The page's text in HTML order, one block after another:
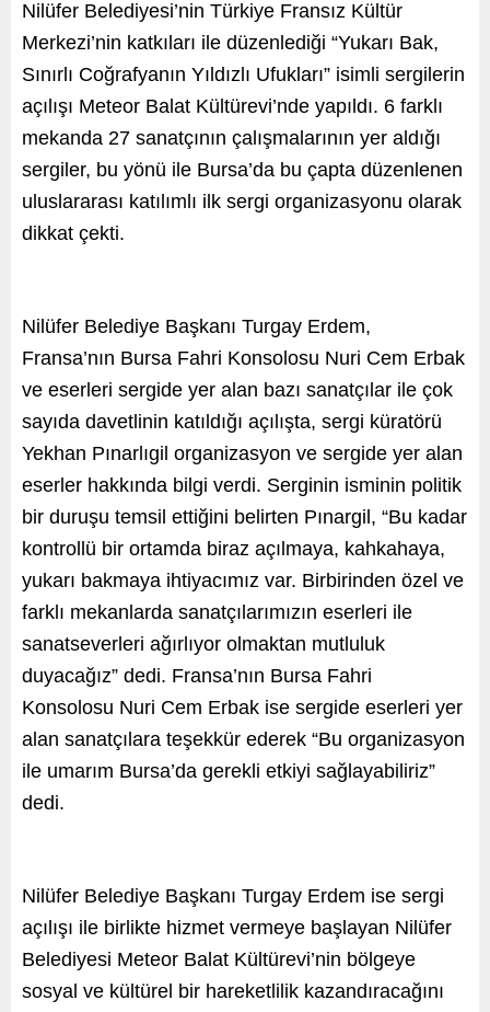
Nilüfer Belediyesi’nin Türkiye Fransız Kültür
Merkezi’nin katkıları ile düzenlediği “Yukarı Bak,
Sınırlı Coğrafyanın Yıldızlı Ufukları” isimli sergilerin
açılışı Meteor Balat Kültürevi’nde yapıldı. 6 farklı
mekanda 27 sanatçının çalışmalarının yer aldığı
sergiler, bu yönü ile Bursa’da bu çapta düzenlenen
uluslararası katılımlı ilk sergi organizasyonu olarak
dikkat çekti.
Nilüfer Belediye Başkanı Turgay Erdem,
Fransa’nın Bursa Fahri Konsolosu Nuri Cem Erbak
ve eserleri sergide yer alan bazı sanatçılar ile çok
sayıda davetlinin katıldığı açılışta, sergi küratörü
Yekhan Pınarlıgil organizasyon ve sergide yer alan
eserler hakkında bilgi verdi. Serginin isminin politik
bir duruşu temsil ettiğini belirten Pınargil, “Bu kadar
kontrollü bir ortamda biraz açılmaya, kahkahaya,
yukarı bakmaya ihtiyacımız var. Birbirinden özel ve
farklı mekanlarda sanatçılarımızın eserleri ile
sanatseverleri ağırlıyor olmaktan mutluluk
duyacağız” dedi. Fransa’nın Bursa Fahri
Konsolosu Nuri Cem Erbak ise sergide eserleri yer
alan sanatçılara teşekkür ederek “Bu organizasyon
ile umarım Bursa’da gerekli etkiyi sağlayabiliriz”
dedi.
Nilüfer Belediye Başkanı Turgay Erdem ise sergi
açılışı ile birlikte hizmet vermeye başlayan Nilüfer
Belediyesi Meteor Balat Kültürevi’nin bölgeye
sosyal ve kültürel bir hareketlilik kazandıracağını